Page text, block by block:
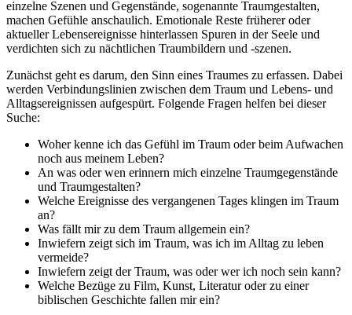
einzelne Szenen und Gegenstände, sogenannte Traumgestalten,
machen Gefühle anschaulich. Emotionale Reste früherer oder
aktueller Lebensereignisse hinterlassen Spuren in der Seele und
verdichten sich zu nächtlichen Traumbildern und -szenen.
Zunächst geht es darum, den Sinn eines Traumes zu erfassen. Dabei
werden Verbindungslinien zwischen dem Traum und Lebens- und
Alltagsereignissen aufgespürt. Folgende Fragen helfen bei dieser
Suche:
Woher kenne ich das Gefühl im Traum oder beim Aufwachen
noch aus meinem Leben?
An was oder wen erinnern mich einzelne Traumgegenstände
und Traumgestalten?
Welche Ereignisse des vergangenen Tages klingen im Traum
an?
Was fällt mir zu dem Traum allgemein ein?
Inwiefern zeigt sich im Traum, was ich im Alltag zu leben
vermeide?
Inwiefern zeigt der Traum, was oder wer ich noch sein kann?
Welche Bezüge zu Film, Kunst, Literatur oder zu einer
biblischen Geschichte fallen mir ein?